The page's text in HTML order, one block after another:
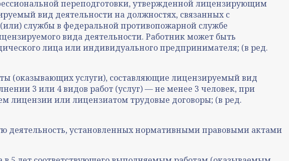
переподготовки, утвержденной лицензирующим
вид деятельности на должностях, связанных с
службы в федеральной противопожарной службе
вида деятельности. Работник может быть
лица или индивидуального предпринимателя; (в ред.
(оказывающих услуги), составляющие лицензируемый вид
3 или 4 видов работ (услуг) — не менее 3 человек, при
лицензии или лицензиатом трудовые договоры; (в ред.
деятельность, установленных нормативными правовыми актами